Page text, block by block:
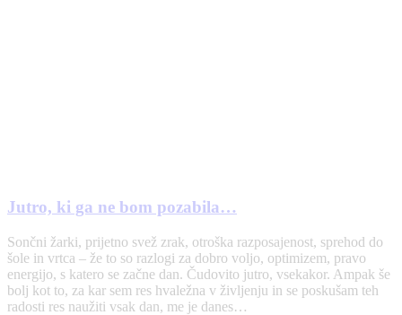
Jutro, ki ga ne bom pozabila…
Sončni žarki, prijetno svež zrak, otroška razposajenost, sprehod do
šole in vrtca – že to so razlogi za dobro voljo, optimizem, pravo
energijo, s katero se začne dan. Čudovito jutro, vsekakor. Ampak še
bolj kot to, za kar sem res hvaležna v življenju in se poskušam teh
radosti res naužiti vsak dan, me je danes…